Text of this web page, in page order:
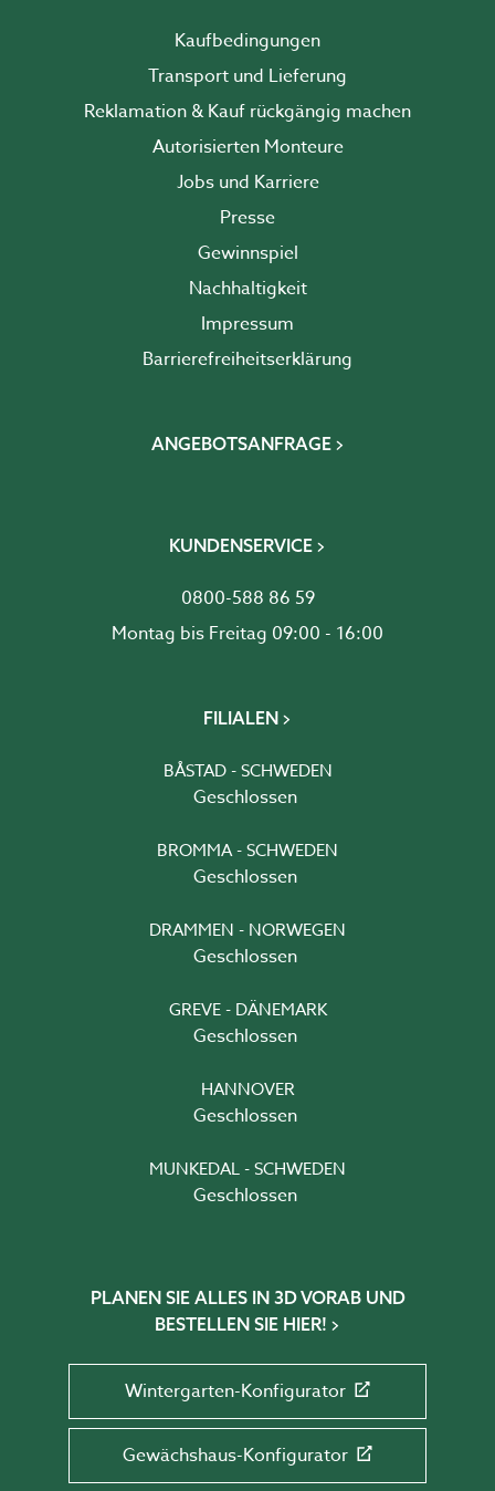
Kaufbedingungen
Transport und Lieferung
Reklamation & Kauf rückgängig machen
Autorisierten Monteure
Jobs und Karriere
Presse
Gewinnspiel
Nachhaltigkeit
Impressum
Barrierefreiheits­erklärung
ANGEBOTSANFRAGE
KUNDENSERVICE
0800-588 86 59
Montag bis Freitag 09:00 - 16:00
FILIALEN
BÅSTAD - SCHWEDEN
Geschlossen
BROMMA - SCHWEDEN
Geschlossen
DRAMMEN - NORWEGEN
Geschlossen
GREVE - DÄNEMARK
Geschlossen
HANNOVER
Geschlossen
MUNKEDAL - SCHWEDEN
Geschlossen
PLANEN SIE ALLES IN 3D VORAB UND
BESTELLEN SIE HIER!
Wintergarten-Konfigurator
Gewächshaus-Konfigurator